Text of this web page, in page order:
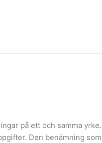
på ett och samma yrke.
Den benämning som